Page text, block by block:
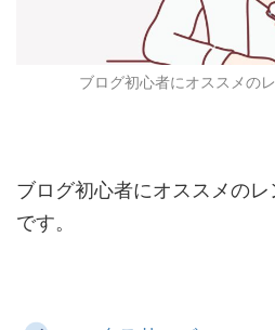
ブログ初心者にオススメの
ブログ初心者にオススメの
です。